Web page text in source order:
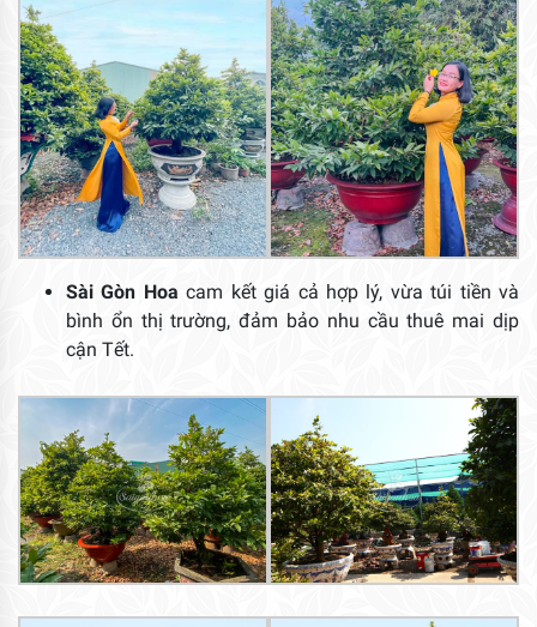
Sài Gòn Hoa cam kết giá cả hợp lý, vừa túi tiền và
bình ổn thị trường, đảm bảo nhu cầu thuê mai dịp
cận Tết.